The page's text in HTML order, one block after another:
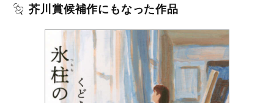
芥川賞候補作にもなった作品